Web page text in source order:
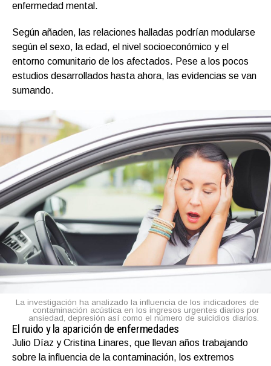
enfermedad mental.
Según añaden, las relaciones halladas podrían modularse
según el sexo, la edad, el nivel socioeconómico y el
entorno comunitario de los afectados. Pese a los pocos
estudios desarrollados hasta ahora, las evidencias se van
sumando.
La investigación ha analizado la influencia de los indicadores de
contaminación acústica en los ingresos urgentes diarios por
ansiedad, depresión así como el número de suicidios diarios.
El ruido y la aparición de enfermedades
Julio Díaz y Cristina Linares, que llevan años trabajando
sobre la influencia de la contaminación, los extremos